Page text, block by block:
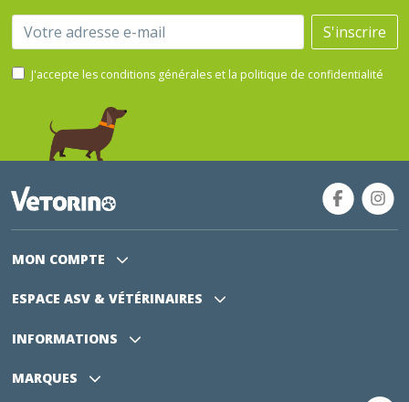
Email S'inscrire
J'accepte les conditions générales et la politique de confidentialité
MON COMPTE
ESPACE ASV & VÉTÉRINAIRES
INFORMATIONS
MARQUES